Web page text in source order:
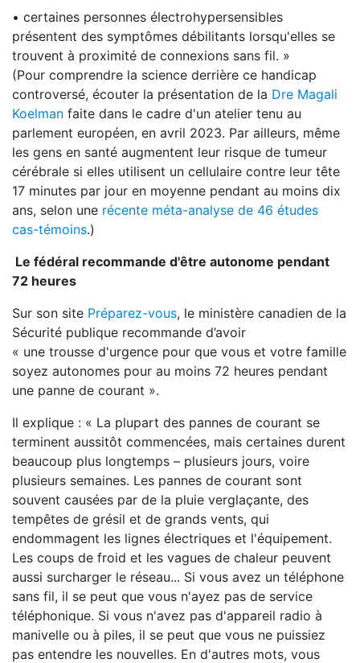
• certaines personnes électrohypersensibles
présentent des symptômes débilitants lorsqu'elles se
trouvent à proximité de connexions sans fil. »
(Pour comprendre la science derrière ce handicap
controversé, écouter la présentation de la Dre Magali
Koelman faite dans le cadre d'un atelier tenu au
parlement européen, en avril 2023. Par ailleurs, même
les gens en santé augmentent leur risque de tumeur
cérébrale si elles utilisent un cellulaire contre leur tête
17 minutes par jour en moyenne pendant au moins dix
ans, selon une récente méta-analyse de 46 études
cas-témoins.)
Le fédéral recommande d'être autonome pendant
72 heures
Sur son site Préparez-vous, le ministère canadien de la
Sécurité publique recommande d’avoir
« une trousse d'urgence pour que vous et votre famille
soyez autonomes pour au moins 72 heures pendant
une panne de courant ».
Il explique : « La plupart des pannes de courant se
terminent aussitôt commencées, mais certaines durent
beaucoup plus longtemps – plusieurs jours, voire
plusieurs semaines. Les pannes de courant sont
souvent causées par de la pluie verglaçante, des
tempêtes de grésil et de grands vents, qui
endommagent les lignes électriques et l'équipement.
Les coups de froid et les vagues de chaleur peuvent
aussi surcharger le réseau... Si vous avez un téléphone
sans fil, il se peut que vous n'ayez pas de service
téléphonique. Si vous n'avez pas d'appareil radio à
manivelle ou à piles, il se peut que vous ne puissiez
pas entendre les nouvelles. En d'autres mots, vous